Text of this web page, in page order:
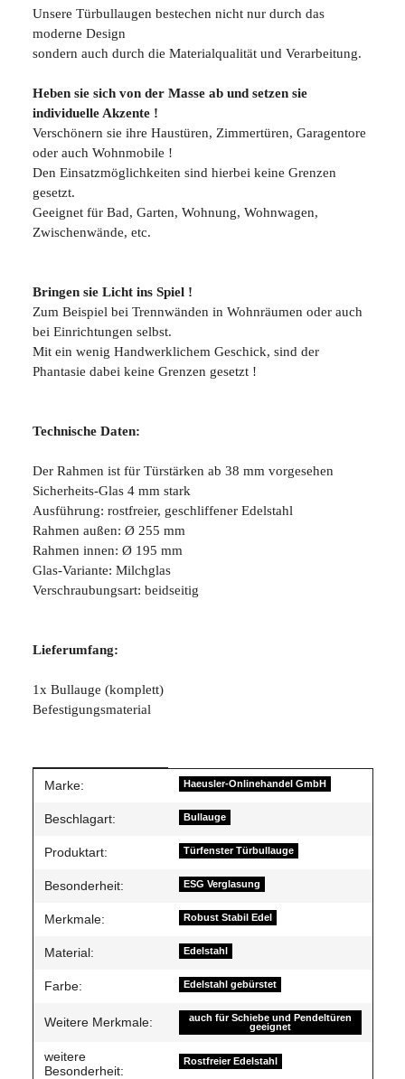
Unsere Türbullaugen bestechen nicht nur durch das
moderne Design
sondern auch durch die Materialqualität und Verarbeitung.
Heben sie sich von der Masse ab und setzen sie
individuelle Akzente !
Verschönern sie ihre Haustüren, Zimmertüren, Garagentore
oder auch Wohnmobile !
Den Einsatzmöglichkeiten sind hierbei keine Grenzen
gesetzt.
Geeignet für Bad, Garten, Wohnung, Wohnwagen,
Zwischenwände, etc.
Bringen sie Licht ins Spiel !
Zum Beispiel bei Trennwänden in Wohnräumen oder auch
bei Einrichtungen selbst.
Mit ein wenig Handwerklichem Geschick, sind der
Phantasie dabei keine Grenzen gesetzt !
Technische Daten:
Der Rahmen ist für Türstärken ab 38 mm vorgesehen
Sicherheits-Glas 4 mm stark
Ausführung: rostfreier, geschliffener Edelstahl
Rahmen außen: Ø 255 mm
Rahmen innen: Ø 195 mm
Glas-Variante: Milchglas
Verschraubungsart: beidseitig
Lieferumfang:
1x Bullauge (komplett)
Befestigungsmaterial
Produkteigenschaft
Wert
Marke: Haeusler-Onlinehandel GmbH
Beschlagart: Bullauge
Produktart: Türfenster Türbullauge
Besonderheit: ESG Verglasung
Merkmale: Robust Stabil Edel
Material: Edelstahl
Farbe: Edelstahl gebürstet
Weitere Merkmale:
auch für Schiebe und Pendeltüren
geeignet
weitere
Besonderheit:
Rostfreier Edelstahl